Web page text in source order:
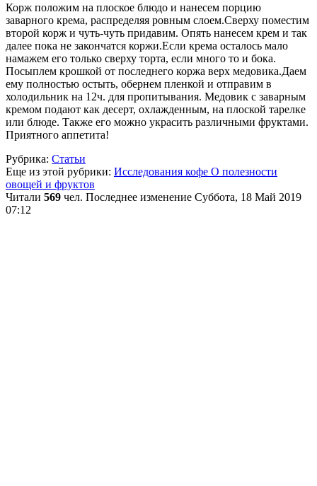
Корж положим на плоское блюдо и нанесем порцию
заварного крема, распределяя ровным слоем.Сверху поместим
второй корж и чуть-чуть придавим. Опять нанесем крем и так
далее пока не закончатся коржи.Если крема осталось мало
намажем его только сверху торта, если много то и бока.
Посыплем крошкой от последнего коржа верх медовика.Даем
ему полностью остыть, обернем пленкой и отправим в
холодильник на 12ч. для пропитывания. Медовик с заварным
кремом подают как десерт, охлажденным, на плоской тарелке
или блюде. Также его можно украсить различными фруктами.
Приятного аппетита!
Рубрика: Статьи
Еще из этой рубрики: Исследования кофе О полезности
овощей и фруктов
Читали 569 чел. Последнее изменение Суббота, 18 Май 2019
07:12